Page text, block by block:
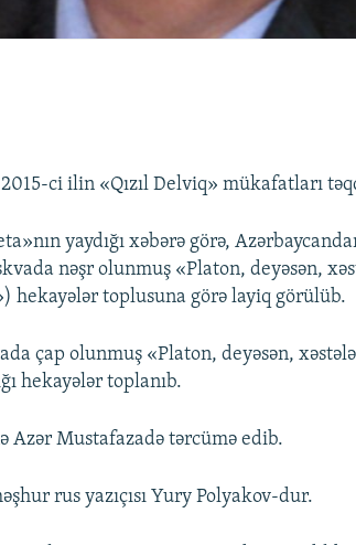
ci ilin «Qızıl Delviq» mükafatları
yaydığı xəbərə görə,
nəşr olunmuş «Platon, deyəsən,
hekayələr toplusuna görə layiq görülüb.
çap olunmuş «Platon, deyəsən,
hekayələr toplanıb.
Azər Mustafazadə tərcümə edib.
rus yazıçısı Yury Polyakov-dur.